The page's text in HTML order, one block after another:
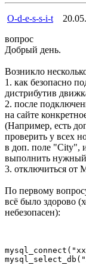
O-d-e-s-s-i-t
вопрос
Добрый день.
Возникло
1. как безопасно
дистрибутив
2. после
на сайте
(Например, есть
проверить у всех
в доп. поле "City",
выполнить нужный
3. отключиться от
По первому
всё было здорово
небезопасен):